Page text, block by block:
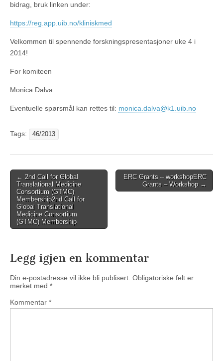
bidrag, bruk linken under:
https://reg.app.uib.no/kliniskmed
Velkommen til spennende forskningspresentasjoner uke 4 i
2014!
For komiteen
Monica Dalva
Eventuelle spørsmål kan rettes til: monica.dalva@k1.uib.no
Tags: 46/2013
Post
navigation
← 2nd Call for Global
Translational Medicine
Consortium (GTMC)
Membership2nd Call for
Global Translational
Medicine Consortium
(GTMC) Membership
ERC Grants – workshopERC
Grants – Workshop→
Legg igjen en kommentar
Din e-postadresse vil ikke bli publisert. Obligatoriske felt er
merket med *
Kommentar *